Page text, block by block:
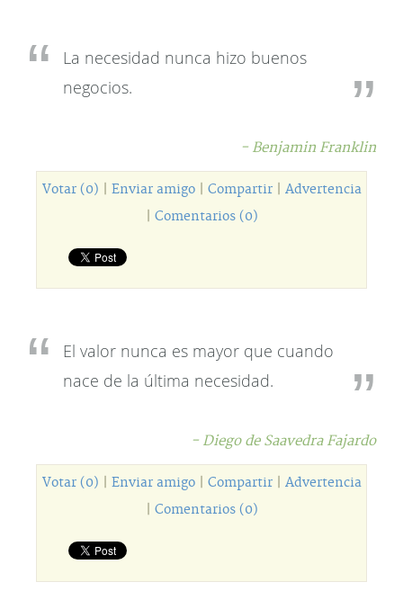
La necesidad nunca hizo buenos
negocios.
- Benjamin Franklin
Votar (0) Enviar amigo| Compartir| Advertencia
Comentarios (0)
El valor nunca es mayor que cuando
nace de la última necesidad.
- Diego de Saavedra Fajardo
Votar (0) Enviar amigo| Compartir| Advertencia
Comentarios (0)